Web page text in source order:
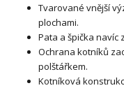
Tvarované vnější
plochami.
Pata a špička navíc
Ochrana kotníků
polštářkem.
Kotníková